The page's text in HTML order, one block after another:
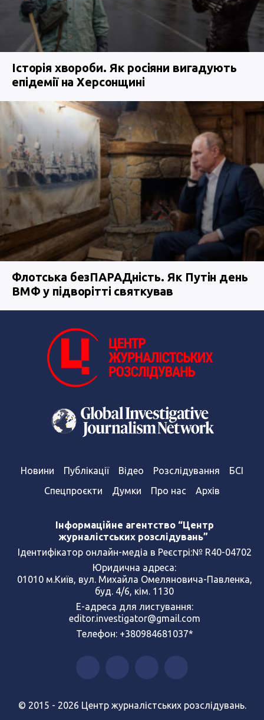
Історія хвороби. Як росіяни вигадують
епідемії на Херсонщині
Флотська безПАРАДність. Як Путін день
ВМФ у підворітті святкував
Новини Публікації Відео Розслідування
БСІ
Спецпроєкти
Думки Про нас Архів
Інформаційне агентство “Центр
журналістських розслідувань”
Ідентифікатор онлайн-медіа в Реєстрі:№ R40-04702
Юридична адреса:
01010 м.Київ, вул. Михайла Омеляновича-Павленка,
буд. 4/6, кім. 1130
Е-адреса для листування:
editor.investigator@gmail.com
Телефон: +380984681037*
© 2015 - 2026 Центр журналістських розслідувань.